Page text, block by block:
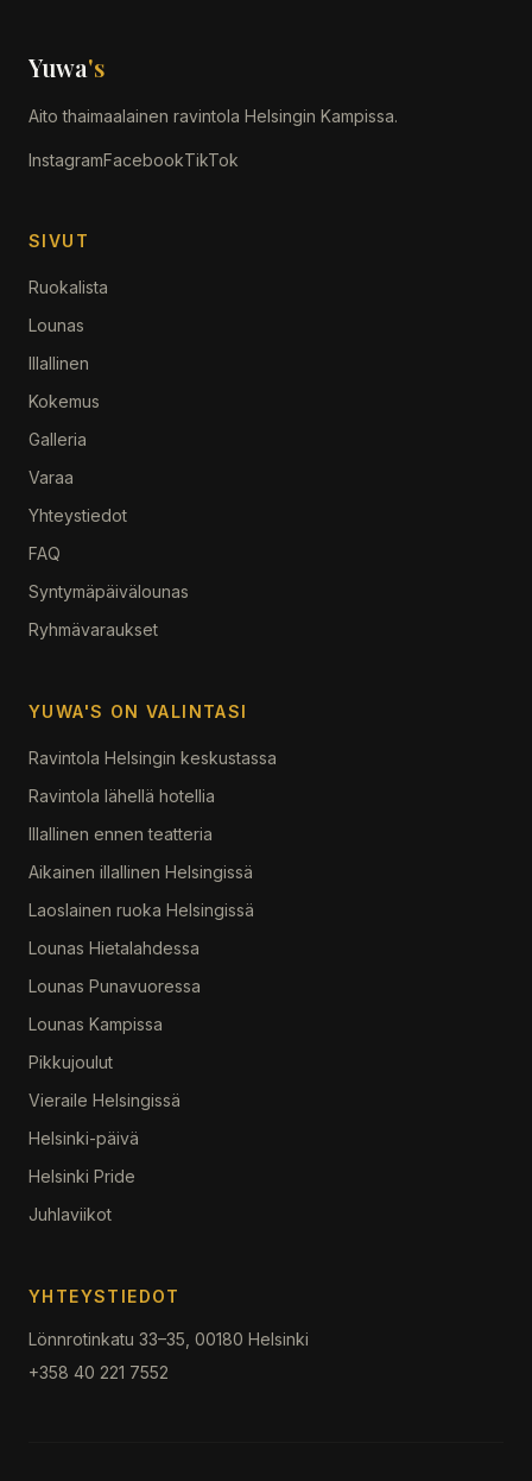
Yuwa's
Aito thaimaalainen ravintola Helsingin Kampissa.
InstagramFacebookTikTok
SIVUT
Ruokalista
Lounas
Illallinen
Kokemus
Galleria
Varaa
Yhteystiedot
FAQ
Syntymäpäivälounas
Ryhmävaraukset
YUWA'S ON VALINTASI
Ravintola Helsingin keskustassa
Ravintola lähellä hotellia
Illallinen ennen teatteria
Aikainen illallinen Helsingissä
Laoslainen ruoka Helsingissä
Lounas Hietalahdessa
Lounas Punavuoressa
Lounas Kampissa
Pikkujoulut
Vieraile Helsingissä
Helsinki-päivä
Helsinki Pride
Juhlaviikot
YHTEYSTIEDOT
Lönnrotinkatu 33–35, 00180 Helsinki
+358 40 221 7552